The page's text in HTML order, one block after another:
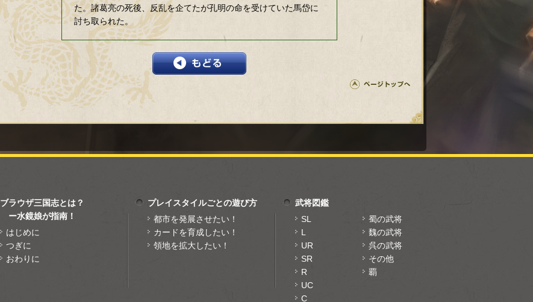
た。諸葛亮の死後、反乱を企てたが孔明の命を受けていた馬岱に
討ち取られた。
ブラウザ三国志とは？
ー水鏡娘が指南！
はじめに
つぎに
おわりに
プレイスタイルごとの遊び方
都市を発展させたい！
カードを育成したい！
領地を拡大したい！
武将図鑑
SL
L
UR
SR
R
UC
C
蜀の武将
魏の武将
呉の武将
その他
覇